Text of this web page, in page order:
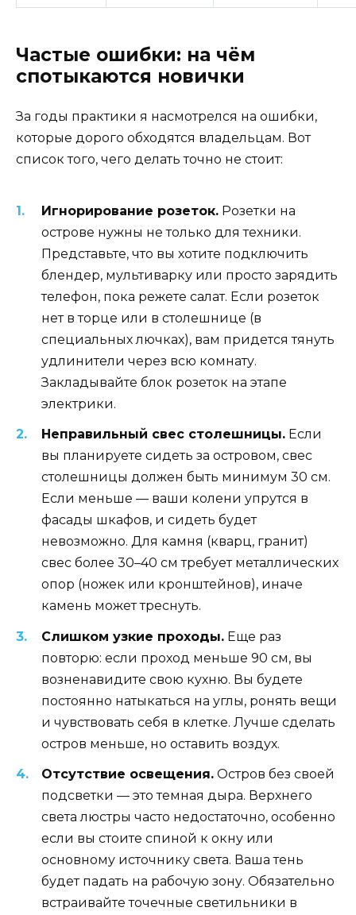
Частые ошибки: на чём
спотыкаются новички
За годы практики я насмотрелся на ошибки,
которые дорого обходятся владельцам. Вот
список того, чего делать точно не стоит:
Игнорирование розеток. Розетки на
острове нужны не только для техники.
Представьте, что вы хотите подключить
блендер, мультиварку или просто зарядить
телефон, пока режете салат. Если розеток
нет в торце или в столешнице (в
специальных лючках), вам придется тянуть
удлинители через всю комнату.
Закладывайте блок розеток на этапе
электрики.
Неправильный свес столешницы. Если
вы планируете сидеть за островом, свес
столешницы должен быть минимум 30 см.
Если меньше — ваши колени упрутся в
фасады шкафов, и сидеть будет
невозможно. Для камня (кварц, гранит)
свес более 30–40 см требует металлических
опор (ножек или кронштейнов), иначе
камень может треснуть.
Слишком узкие проходы. Еще раз
повторю: если проход меньше 90 см, вы
возненавидите свою кухню. Вы будете
постоянно натыкаться на углы, ронять вещи
и чувствовать себя в клетке. Лучше сделать
остров меньше, но оставить воздух.
Отсутствие освещения. Остров без своей
подсветки — это темная дыра. Верхнего
света люстры часто недостаточно, особенно
если вы стоите спиной к окну или
основному источнику света. Ваша тень
будет падать на рабочую зону. Обязательно
встраивайте точечные светильники в